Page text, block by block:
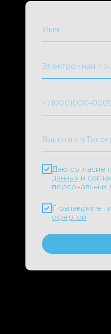
Даю согласие
данных и
персональных
Я ознакомлен
офертой